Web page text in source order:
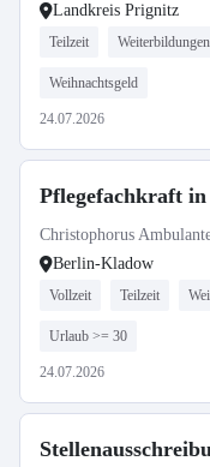
Landkreis Prignitz
Teilzeit Weiterbildungen
Weihnachtsgeld
24.07.2026
Pflegefachkraft
Christophorus
Berlin-Kladow
Vollzeit Teilzeit
Urlaub >= 30
24.07.2026